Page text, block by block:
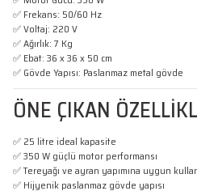
✅ Frekans: 50/60 Hz
✅ Voltaj: 220 V
✅ Ağırlık: 7 Kg
✅ Ebat: 36 x 36 x 50 cm
✅ Gövde Yapısı: Paslanmaz metal gövde
ÖNE ÇIKAN
✅ 25 litre ideal kapasite
✅ 350 W güçlü motor performansı
✅ Tereyağı ve ayran yapımına uygun
✅ Hijyenik paslanmaz gövde yapısı